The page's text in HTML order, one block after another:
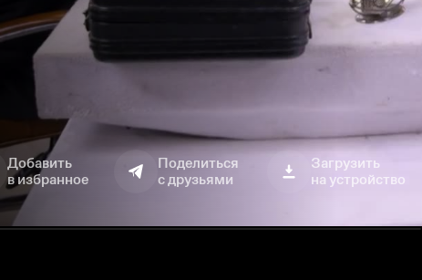
Добавить
в избранное
Поделиться
с друзьями
Загрузить
на устройство